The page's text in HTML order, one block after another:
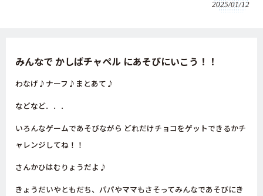
2025/01/12
みんなで かしばチャペル にあそびにいこう！！
わなげ♪ナーフ♪まとあて♪
などなど．．．
いろんなゲームであそびながら どれだけチョコをゲットできるかチ
ャレンジしてね！！
さんかひはむりょうだよ♪
きょうだいやともだち、パパやママもさそってみんなであそびにき